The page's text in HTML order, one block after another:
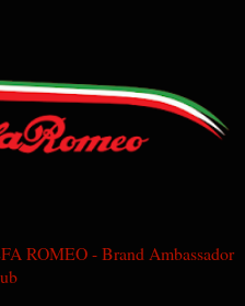
ROMEO - Brand Ambassador